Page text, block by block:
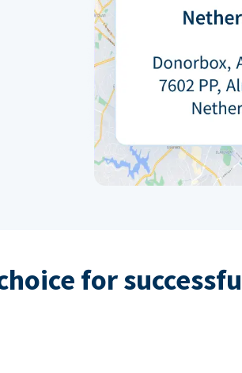
for